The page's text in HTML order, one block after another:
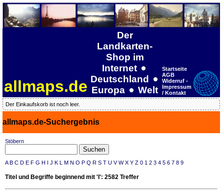
allmaps.de
Der
Landkarten-
Shop im
Internet
Deutschland
Europa
Welt
Startseite
AGB
Widerruf -
Impressum
/ Kontakt
Der Einkaufskorb ist noch leer.
allmaps.de-Suchergebnis
Stöbern
A B C D E F G H J K M N O P Q R S T U VWX Y Z 0 1 2 3 4 5 6 7 8 9
Titel und Begriffe beginnend mit 'I': 2582 Treffer